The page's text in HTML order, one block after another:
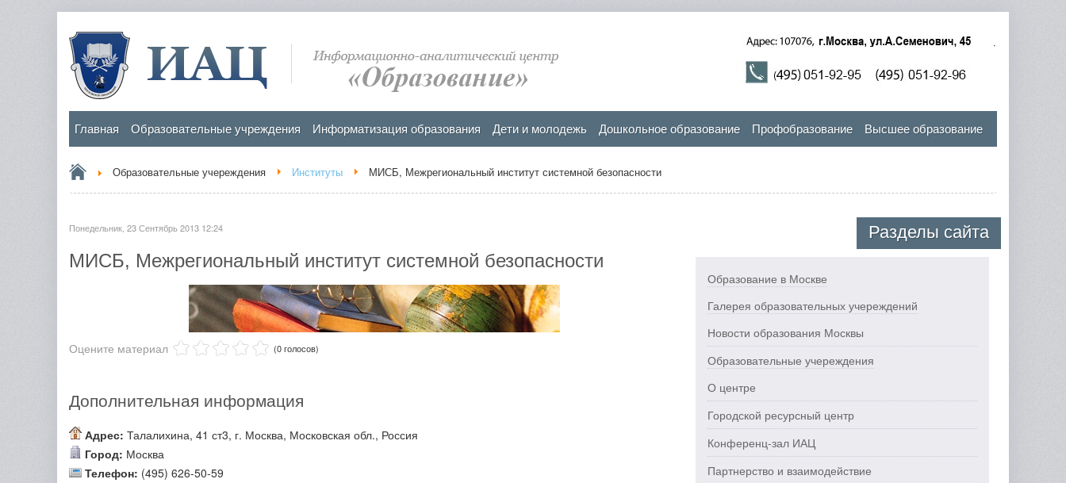
Главная Образовательные учреждения Информатизация образования Дети и молодежь Дошкольное образование Профобразование Высшее образование
Образовательные учереждения Институты МИСБ, Межрегиональный институт системной безопасности
Понедельник, 23 Сентябрь 2013 12:24
МИСБ, Межрегиональный институт системной безопасности
Оцените материал (0 голосов)
Дополнительная информация
Адрес: Талалихина, 41 ст3, г. Москва, Московская обл., Россия
Город: Москва
Телефон: (495) 626-50-59
Разделы сайта
Образование в Москве
Галерея образовательных учереждений
Новости образования Москвы
Образовательные учереждения
О центре
Городской ресурсный центр
Конференц-зал ИАЦ
Партнерство и взаимодействие